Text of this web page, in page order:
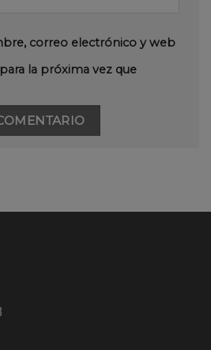
correo electrónico y web
la próxima vez que